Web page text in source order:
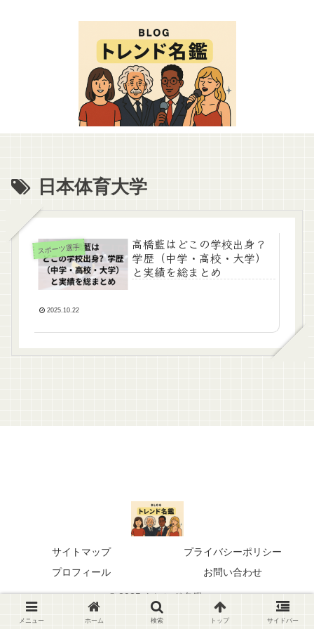
日本体育大学
スポーツ選手
高橋藍はどこの学校出身？
学歴（中学・高校・大学）
と実績を総まとめ
2025.10.22
サイトマップ
プライバシーポリシー
プロフィール
お問い合わせ
© 2025 トレンド名鑑.
メニュー ホーム 検索 トップ サイドバー